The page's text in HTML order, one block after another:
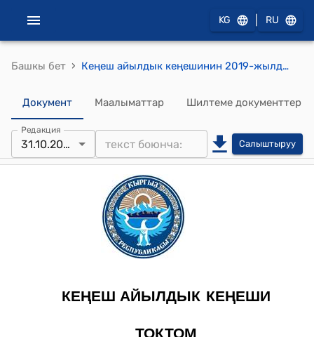
KG RU
Башкы бет › Кеңеш айылдык кеңешинин 2019-жылдын 31 октябрындагы №1 "Кеңеш айыл өкмөтүнүн башчысынын 9 ай ичинде аткарган иштери жөнүндө"токтому
Документ Маалыматтар Шилтеме документтер
Редакция
31.10.2019 Салыштыруу